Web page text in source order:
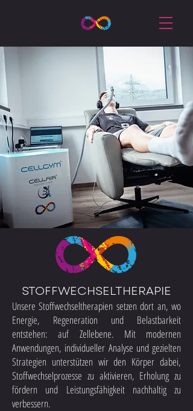
STOFFWECHSELTHERAPIE
Unsere Stoffwechseltherapien setzen dort an, wo
Energie, Regeneration und Belastbarkeit
entstehen: auf Zellebene. Mit modernen
Anwendungen, individueller Analyse und gezielten
Strategien unterstützen wir den Körper dabei,
Stoffwechselprozesse zu aktivieren, Erholung zu
fördern und Leistungsfähigkeit nachhaltig zu
verbessern.